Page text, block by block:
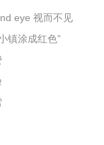
eye 视而不见
镇涂成红色”